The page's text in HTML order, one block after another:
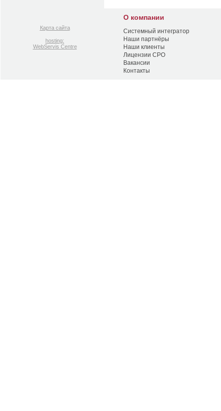
Карта сайта
hosting:
WebServis Centre
О компании
Системный интегратор
Наши партнёры
Наши клиенты
Лицензии СРО
Вакансии
Контакты